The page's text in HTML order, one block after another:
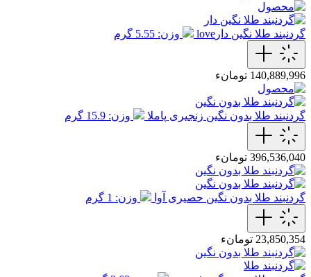
گردنبند طلا نگین دارlove وزن: 5.55 گرم
140,889,996 تومانء
گردنبند طلا بدون نگین زنجیری پاملا وزن: 15.9 گرم
396,536,040 تومانء
گردنبند طلا بدون نگین حصیری آوا وزن: 1 گرم
23,850,354 تومانء